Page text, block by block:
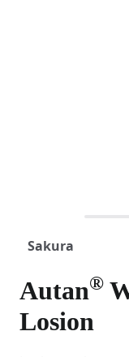
Sakura
Autan®
Losion